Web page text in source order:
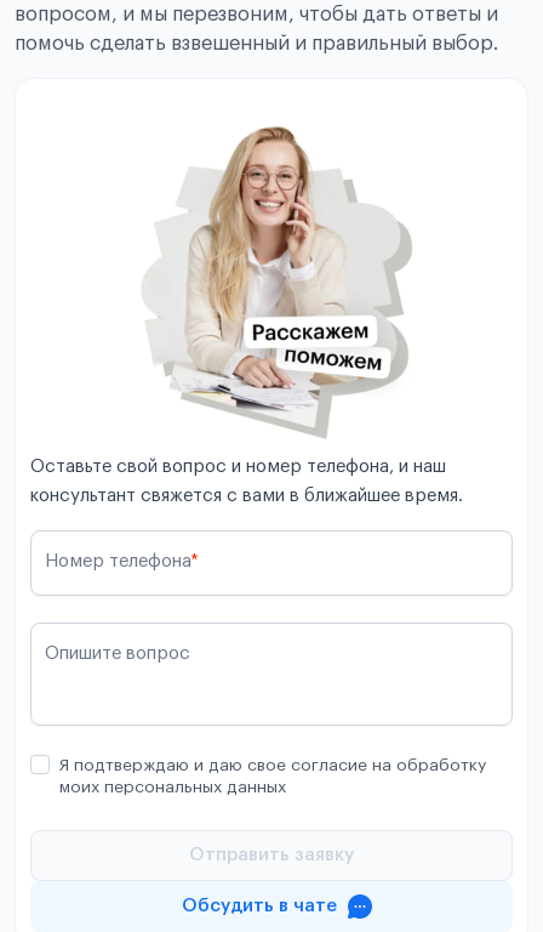
вопросом, и мы перезвоним, чтобы дать ответы и
помочь сделать взвешенный и правильный выбор.
Оставьте свой вопрос и номер телефона, и наш
консультант свяжется с вами в ближайшее время.
Номер телефона*
Опишите вопрос
Я подтверждаю и даю свое согласие на обработку
моих персональных данных
Отправить заявку
Обсудить в чате